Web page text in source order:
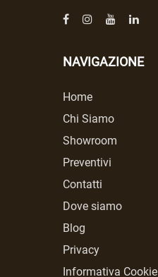
NAVIGAZIONE
Home
Chi Siamo
Showroom
Preventivi
Contatti
Dove siamo
Blog
Privacy
Informativa Cookie